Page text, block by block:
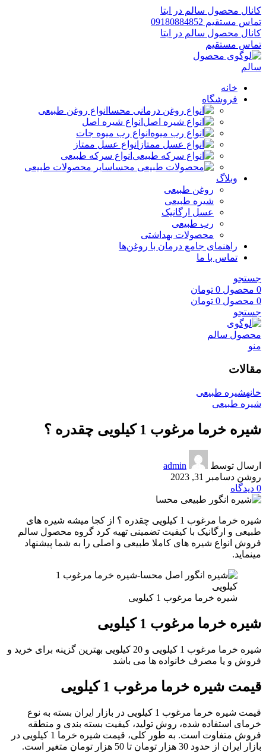
کانال محصول سالم در ایتا
تماس مستقیم 09180884852
کانال محصول سالم در ایتا
تماس مستقیم
خانه
فروشگاه
انواع روغن طبیعی
انواع شیره اصل
انواع رب میوه جات
انواع عسل ممتاز
انواع سرکه طبیعی
سایر محصولات طبیعی
وبلاگ
روغن طبیعی
شیره طبیعی
عسل ارگانیک
رب طبیعی
محصولات بهداشتی
راهنمای جامع درمان با روغن‌ها
تماس با ما
جستجو
0 محصول 0 تومان
0 محصول 0 تومان
جستجو
منو
مقالات
خانهشیره طبیعی
شیره طبیعی
شیره خرما مرغوب 1 کیلویی چقدره ؟
ارسال توسط
admin
روشن دسامبر 31, 2023
0 دیدگاه
شیره خرما مرغوب 1 کیلویی چقدره ؟ از کجا میشه شیره های
طبیعی و ارگانیک با کیفیت تضمینی تهیه کرد گروه محصول سالم
فروش انواع شیره های کاملا طبیعی و اصلی را به شما پیشنهاد
مینماید.
شیره خرما مرغوب 1 کیلویی
شیره خرما مرغوب 1 کیلویی
شیره خرما مرغوب 1 کیلویی و 20 کیلویی بهترین گزینه برای خرید و
فروش و یا مصرف خانواده ها می باشد
قیمت شیره خرما مرغوب 1 کیلویی
قیمت شیره خرما مرغوب 1 کیلویی در بازار ایران بسته به نوع
خرمای استفاده شده، روش تولید، کیفیت بسته بندی و منطقه
فروش متفاوت است. به طور کلی، قیمت شیره خرما 1 کیلویی در
بازار ایران از حدود 30 هزار تومان تا 50 هزار تومان متغیر است.